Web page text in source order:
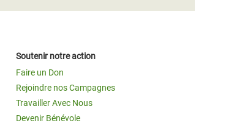
Soutenir notre action
Faire un Don
Rejoindre nos Campagnes
Travailler Avec Nous
Devenir Bénévole